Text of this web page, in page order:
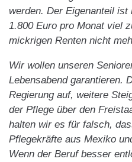
werden. Der Eigenanteil
1.800 Euro pro Monat viel
mickrigen Renten nicht
Wir wollen unseren
Lebensabend garantieren.
Regierung auf, weitere
der Pflege über den
halten wir es für falsch,
Pflegekräfte aus Mexiko
Wenn der Beruf besser